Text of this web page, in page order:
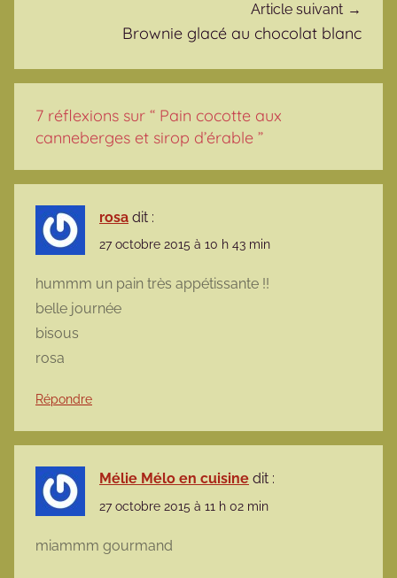
Article suivant
Brownie glacé au chocolat blanc
7 réflexions sur “ Pain cocotte aux
canneberges et sirop d’érable ”
rosa dit :
27 octobre 2015 à 10 h 43 min
hummm un pain très appétissante !!
belle journée
bisous
rosa
Répondre
Mélie Mélo en cuisine dit :
27 octobre 2015 à 11 h 02 min
miammm gourmand